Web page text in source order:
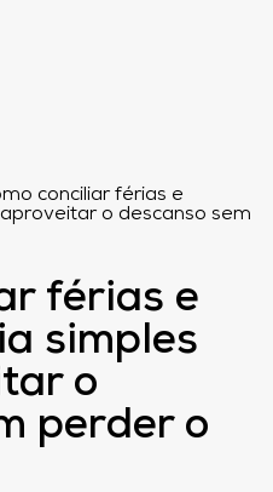
conciliar férias e
o descanso sem
férias e
simples
o
perder o